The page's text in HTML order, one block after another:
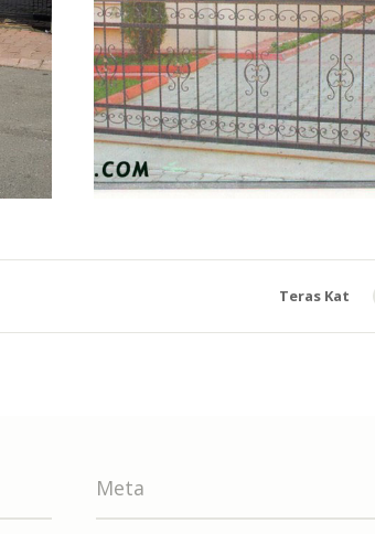
Teras Kat
Meta